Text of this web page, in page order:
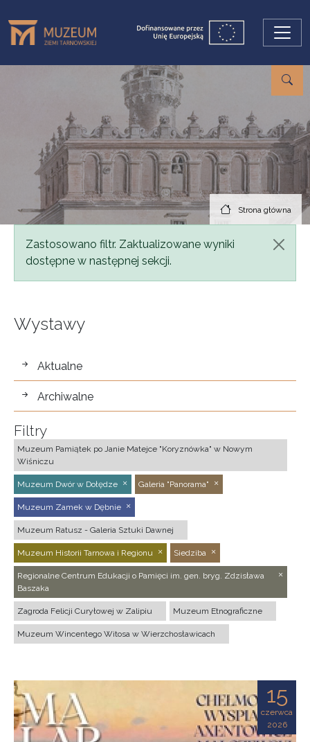
Strona główna
Komunikat
Zastosowano filtr. Zaktualizowane wyniki
dostępne w następnej sekcji.
Wystawy
wystawy
Aktualne
Archiwalne
Filtry
Muzeum Pamiątek po Janie Matejce "Koryznówka" w Nowym
Wiśniczu
Muzeum Dwór w Dołędze Galeria "Panorama"
Muzeum Zamek w Dębnie
Muzeum Ratusz - Galeria Sztuki Dawnej
Muzeum Historii Tarnowa i Regionu Siedziba
Regionalne Centrum Edukacji o Pamięci im. gen. bryg. Zdzisława
Baszaka
Zagroda Felicji Curyłowej w Zalipiu Muzeum Etnograficzne
Muzeum Wincentego Witosa w Wierzchosławicach
15
czerwca
2026